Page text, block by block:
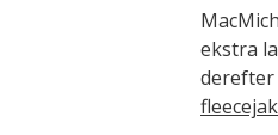
ekstra
derefter